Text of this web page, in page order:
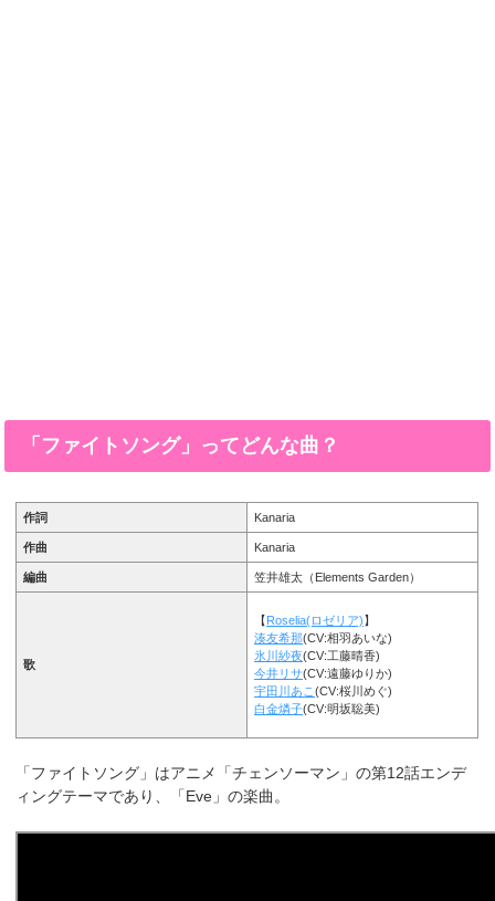
「ファイトソング」ってどんな曲？
作詞 Kanaria
作曲 Kanaria
編曲 笠井雄太（Elements Garden）
歌
【Roselia(ロゼリア)】
湊友希那(CV:相羽あいな)
氷川紗夜(CV:工藤晴香)
今井リサ(CV:遠藤ゆりか)
宇田川あこ(CV:桜川めぐ)
白金燐子(CV:明坂聡美)
「ファイトソング」はアニメ「チェンソーマン」の第12話エンデ
ィングテーマであり、「Eve」の楽曲。